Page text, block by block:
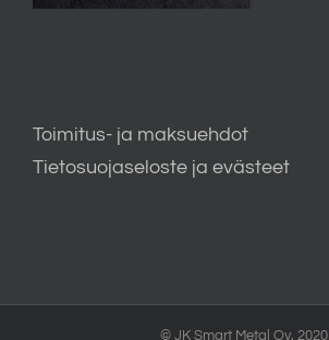
Toimitus- ja maksuehdot
Tietosuojaseloste ja evästeet
© JK Smart Metal Oy, 2020